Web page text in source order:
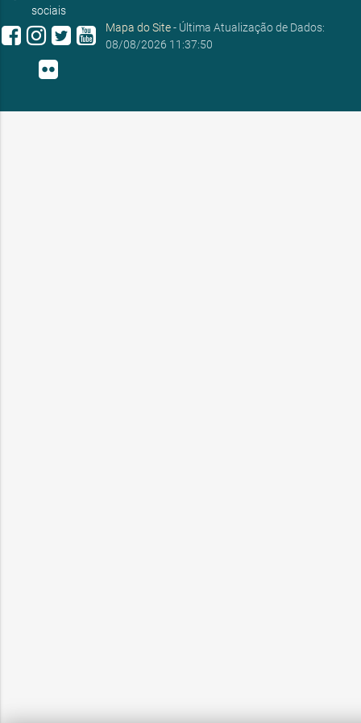
sociais
Mapa do Site- Última Atualização de Dados:
08/08/2026 11:37:50